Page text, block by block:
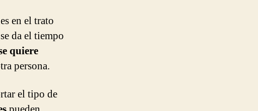
en el trato
da el tiempo
quiere
persona.
el tipo de